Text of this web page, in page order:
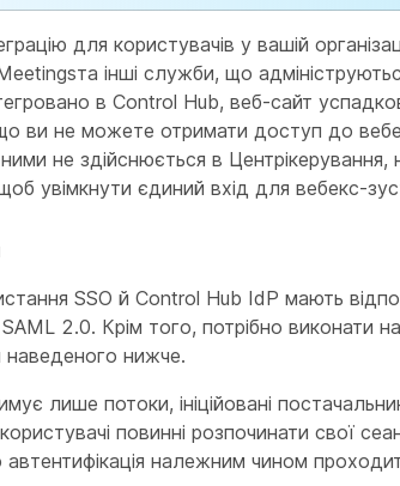
для користувачів у вашій
інші служби, що
в Control Hub, веб-сайт
ви не можете отримати доступ до
не здійснюється в Центрікерування,
увімкнути єдиний вхід для вебекс-
SSO й Control Hub IdP мають
SAML 2.0. Крім того, потрібно виконати
наведеного нижче.
лише потоки, ініційовані
повинні розпочинати свої
автентифікація належним чином